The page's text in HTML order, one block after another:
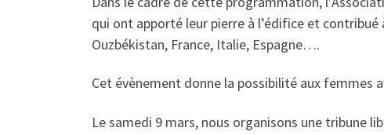
qui ont apporté leur pierre à l’édifice et
Ouzbékistan, France, Italie, Espagne….
Cet évènement donne la possibilité aux
Le samedi 9 mars, nous organisons une tribune